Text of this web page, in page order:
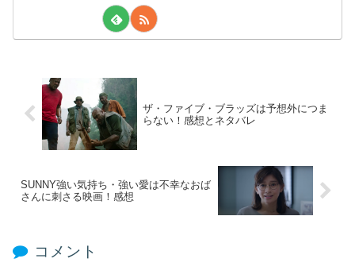
ザ・ファイブ・ブラッズは予想外につま
らない！感想とネタバレ
SUNNY強い気持ち・強い愛は不幸なおば
さんに刺さる映画！感想
コメント